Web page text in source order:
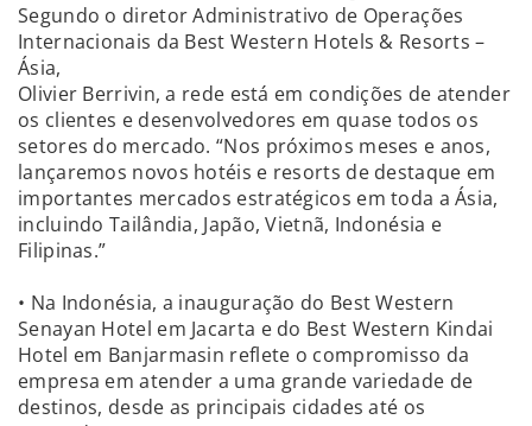
Segundo o diretor Administrativo de Operações
Internacionais da Best Western Hotels & Resorts –
Ásia,
Olivier Berrivin, a rede está em condições de atender
os clientes e desenvolvedores em quase todos os
setores do mercado. “Nos próximos meses e anos,
lançaremos novos hotéis e resorts de destaque em
importantes mercados estratégicos em toda a Ásia,
incluindo Tailândia, Japão, Vietnã, Indonésia e
Filipinas.”
• Na Indonésia, a inauguração do Best Western
Senayan Hotel em Jacarta e do Best Western Kindai
Hotel em Banjarmasin reflete o compromisso da
empresa em atender a uma grande variedade de
destinos, desde as principais cidades até os